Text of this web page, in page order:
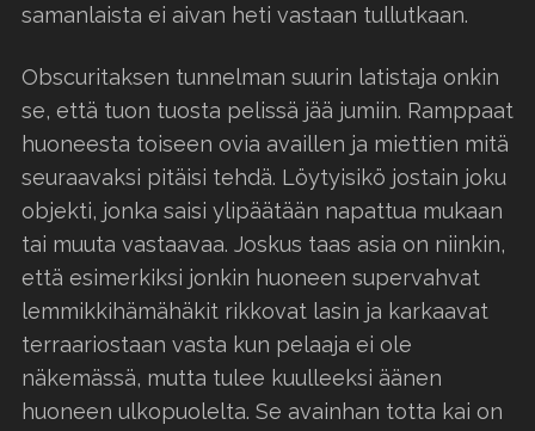
samanlaista ei aivan heti vastaan tullutkaan.
Obscuritaksen tunnelman suurin latistaja onkin
se, että tuon tuosta pelissä jää jumiin. Ramppaat
huoneesta toiseen ovia availlen ja miettien mitä
seuraavaksi pitäisi tehdä. Löytyisikö jostain joku
objekti, jonka saisi ylipäätään napattua mukaan
tai muuta vastaavaa. Joskus taas asia on niinkin,
että esimerkiksi jonkin huoneen supervahvat
lemmikkihämähäkit rikkovat lasin ja karkaavat
terraariostaan vasta kun pelaaja ei ole
näkemässä, mutta tulee kuulleeksi äänen
huoneen ulkopuolelta. Se avainhan totta kai on